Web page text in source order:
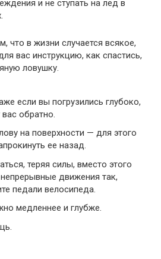
и не ступать на лед в
что в жизни случается всякое,
вас инструкцию, как спастись,
ловушку.
если вы погрузились глубоко,
обратно.
на поверхности — для этого
ее назад.
теряя силы, вместо этого
движения так,
педали велосипеда.
медленнее и глубже.